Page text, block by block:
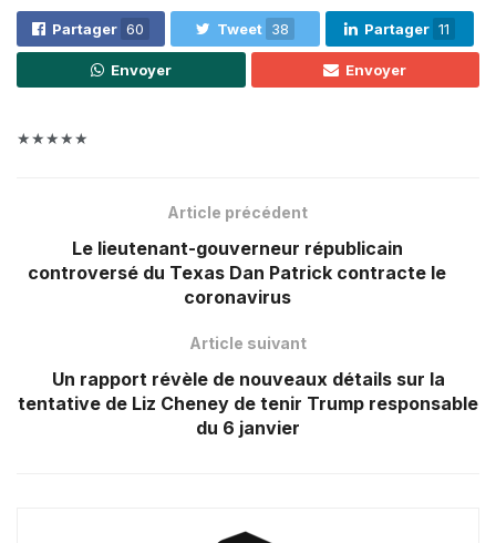
Partager 60 Tweet 38 Partager 11
Envoyer Envoyer
★★★★★
Article précédent
Le lieutenant-gouverneur républicain
controversé du Texas Dan Patrick contracte le
coronavirus
Article suivant
Un rapport révèle de nouveaux détails sur la
tentative de Liz Cheney de tenir Trump responsable
du 6 janvier